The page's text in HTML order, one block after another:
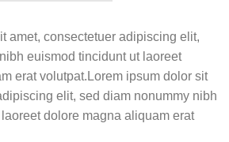
amet, consectetuer adipiscing elit,
euismod tincidunt ut laoreet
erat volutpat.Lorem ipsum dolor sit
elit, sed diam nonummy nibh
dolore magna aliquam erat